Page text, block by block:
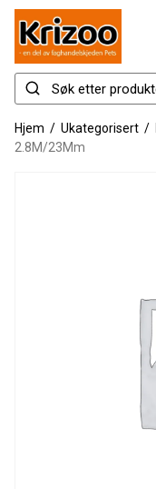
Hjem / Ukategorisert /
2.8M/23Mm